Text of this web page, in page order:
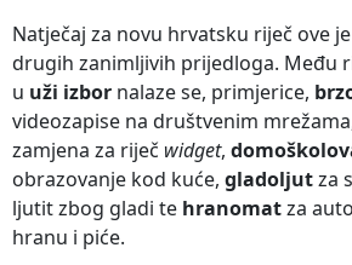
Natječaj za novu hrvatsku riječ ove
drugih zanimljivih prijedloga. Među
u uži izbor nalaze se, primjerice,
videozapise na društvenim
zamjena za riječ widget,
obrazovanje kod kuće, gladoljutza
ljutit zbog gladi te hranomatza
hranu i piće.